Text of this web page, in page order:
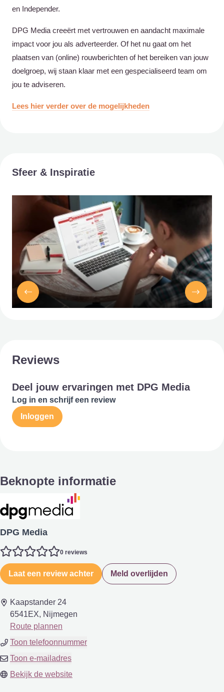
en Independer.
DPG Media creeërt met vertrouwen en aandacht maximale
impact voor jou als adverteerder. Of het nu gaat om het
plaatsen van (online) rouwberichten of het bereiken van jouw
doelgroep, wij staan klaar met een gespecialiseerd team om
jou te adviseren.
Lees hier verder over de mogelijkheden
Sfeer & Inspiratie
Reviews
Deel jouw ervaringen met DPG Media
Log in en schrijf een review
Inloggen
Beknopte informatie
DPG Media
0 reviews
Laat een review achter Meld overlijden
Kaapstander 24
6541EX, Nijmegen
Route plannen
Toon telefoonnummer
Toon e-mailadres
Bekijk de website